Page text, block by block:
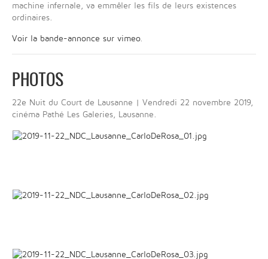
machine infernale, va emmêler les fils de leurs existences
ordinaires.
Voir la bande-annonce sur vimeo.
PHOTOS
22e Nuit du Court de Lausanne | Vendredi 22 novembre 2019,
cinéma Pathé Les Galeries, Lausanne.